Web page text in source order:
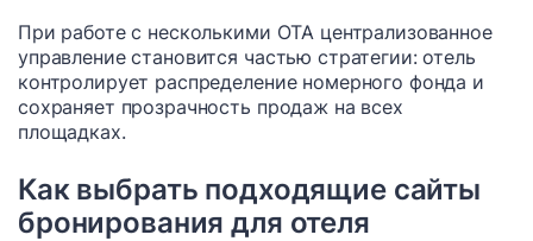
При работе с несколькими OTA централизованное
управление становится частью стратегии: отель
контролирует распределение номерного фонда и
сохраняет прозрачность продаж на всех
площадках.
Как выбрать подходящие сайты
бронирования для отеля